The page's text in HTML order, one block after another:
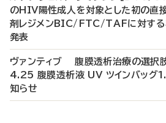
のHIV陽性成人を対象とした初の直
剤レジメンBIC/FTC/TAFに対する
発表
ヴァンティブ 腹膜透析治療の選択
4.25 腹膜透析液 UV ツインバッグ
知らせ